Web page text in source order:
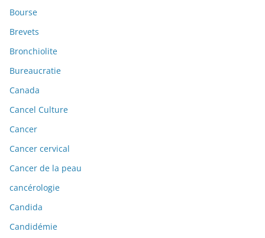
Bourse
Brevets
Bronchiolite
Bureaucratie
Canada
Cancel Culture
Cancer
Cancer cervical
Cancer de la peau
cancérologie
Candida
Candidémie